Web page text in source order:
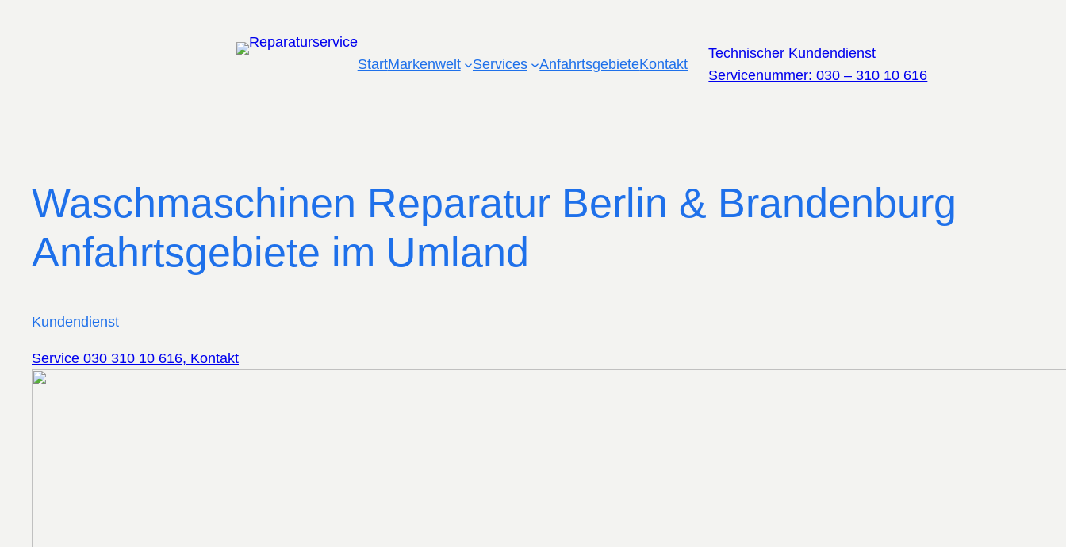
StartMarkenwelt Services AnfahrtsgebieteKontakt
Technischer Kundendienst
Servicenummer: 030 – 310 10 616
Waschmaschinen Reparatur Berlin & Brandenburg
Anfahrtsgebiete im Umland
Kundendienst
Service 030 310 10 616, Kontakt